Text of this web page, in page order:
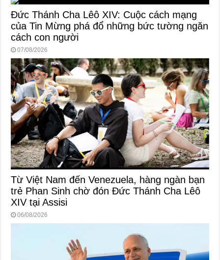
Đức Thánh Cha Lêô XIV: Cuộc cách mạng
của Tin Mừng phá đổ những bức tường ngăn
cách con người
07/08/2026
Từ Việt Nam đến Venezuela, hàng ngàn bạn
trẻ Phan Sinh chờ đón Đức Thánh Cha Lêô
XIV tại Assisi
06/08/2026